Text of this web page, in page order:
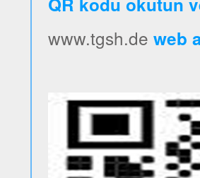
www.tgsh.de web